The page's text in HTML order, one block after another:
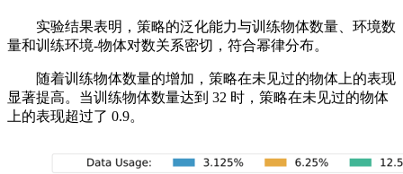
实验结果表明，策略的泛化能力与训练物体数量、环境数
量和训练环境-物体对数关系密切，符合幂律分布。
随着训练物体数量的增加，策略在未见过的物体上的表现
显著提高。当训练物体数量达到 32 时，策略在未见过的物体
上的表现超过了 0.9。